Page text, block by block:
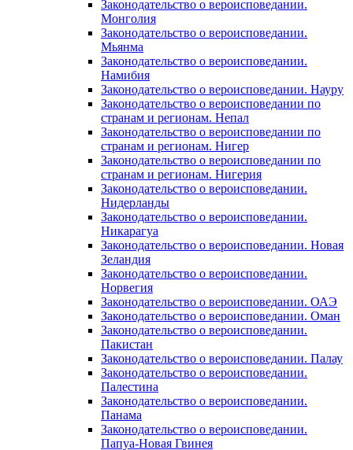
Законодательство о вероисповедании.
Монголия
Законодательство о вероисповедании.
Мьянма
Законодательство о вероисповедании.
Намибия
Законодательство о вероисповедании. Науру
Законодательство о вероисповедании по
странам и регионам. Непал
Законодательство о вероисповедании по
странам и регионам. Нигер
Законодательство о вероисповедании по
странам и регионам. Нигерия
Законодательство о вероисповедании.
Нидерланды
Законодательство о вероисповедании.
Никарагуа
Законодательство о вероисповедании. Новая
Зеландия
Законодательство о вероисповедании.
Норвегия
Законодательство о вероисповедании. ОАЭ
Законодательство о вероисповедании. Оман
Законодательство о вероисповедании.
Пакистан
Законодательство о вероисповедании. Палау
Законодательство о вероисповедании.
Палестина
Законодательство о вероисповедании.
Панама
Законодательство о вероисповедании.
Папуа-Новая Гвинея